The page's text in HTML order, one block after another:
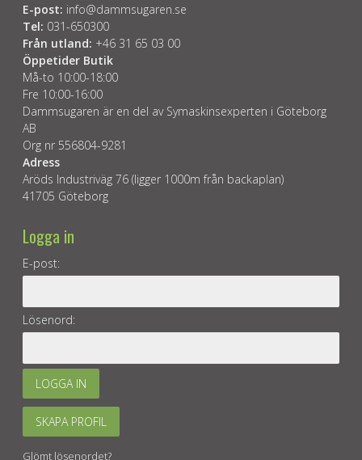
E-post: info@dammsugaren.se
Tel: 031-650300
Från utland: +46 31 65 03 00
Öppetider Butik
Må-to 10:00-18:00
Fre 10:00-16:00
Dammsugaren är en del av Symaskinsexperten i Göteborg
AB
Org nr 556804-9281
Adress
Aröds Industriväg 76 (ligger 1000m från backaplan)
41705 Göteborg
Logga in
E-post:
Lösenord:
LOGGA IN
SKAPA PROFIL
Glömt lösenordet?